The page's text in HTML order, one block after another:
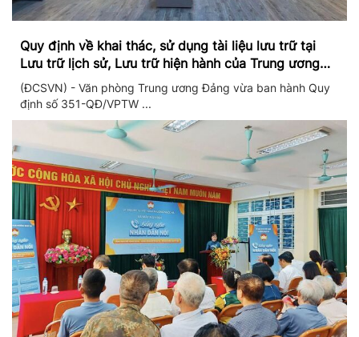
Quy định về khai thác, sử dụng tài liệu lưu trữ tại
Lưu trữ lịch sử, Lưu trữ hiện hành của Trung ương
Đảng và Văn phòng Trung ương Đảng
(ĐCSVN) - Văn phòng Trung ương Đảng vừa ban hành Quy
định số 351-QĐ/VPTW ...